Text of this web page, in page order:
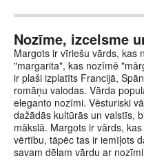
Nozīme, izcelsme
Margots ir vīriešu vārds, kas
"margarita", kas nozīmē
ir plaši izplatīts Francijā,
romāņu valodas. Vārda
eleganto nozīmi. Vēsturiski
dažādās kultūrās un valstīs,
mākslā. Margots ir vārds,
vērtību, tāpēc tas ir iemīļots
savam dēlam vārdu ar